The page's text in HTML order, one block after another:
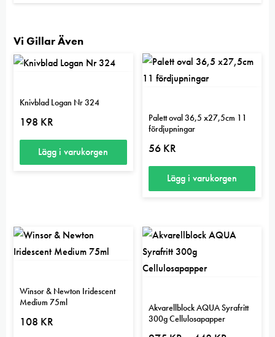
Vi Gillar Även
Knivblad Logan Nr 324
198 KR
Lägg i varukorgen
Palett oval 36,5 x27,5cm 11
fördjupningar
56 KR
Lägg i varukorgen
Winsor & Newton Iridescent
Medium 75ml
108 KR
Akvarellblock AQUA Syrafritt
300g Cellulosapapper